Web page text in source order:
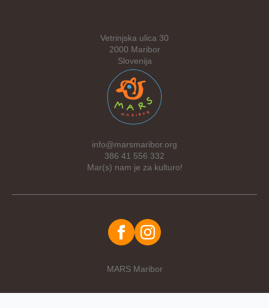
Vetrinjska ulica 30
2000 Maribor
Slovenija
info@marsmaribor.org
386 41 556 332
Mar(s) nam je za kulturo!
MARS Maribor